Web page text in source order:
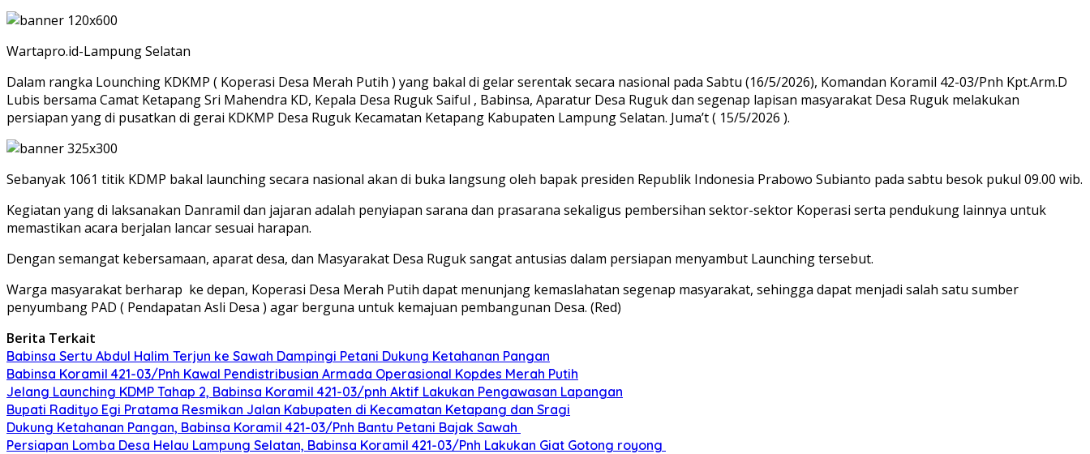
Wartapro.id-Lampung Selatan
Dalam rangka Lounching KDKMP ( Koperasi Desa Merah Putih ) yang bakal di gelar serentak secara nasional pada Sabtu (16/5/2026), Komandan Koramil 42-03/Pnh Kpt.Arm.D
Lubis bersama Camat Ketapang Sri Mahendra KD, Kepala Desa Ruguk Saiful , Babinsa, Aparatur Desa Ruguk dan segenap lapisan masyarakat Desa Ruguk melakukan
persiapan yang di pusatkan di gerai KDKMP Desa Ruguk Kecamatan Ketapang Kabupaten Lampung Selatan. Juma’t ( 15/5/2026 ).
Sebanyak 1061 titik KDMP bakal launching secara nasional akan di buka langsung oleh bapak presiden Republik Indonesia Prabowo Subianto pada sabtu besok pukul 09.00 wib.
Kegiatan yang di laksanakan Danramil dan jajaran adalah penyiapan sarana dan prasarana sekaligus pembersihan sektor-sektor Koperasi serta pendukung lainnya untuk
memastikan acara berjalan lancar sesuai harapan.
Dengan semangat kebersamaan, aparat desa, dan Masyarakat Desa Ruguk sangat antusias dalam persiapan menyambut Launching tersebut.
Warga masyarakat berharap ke depan, Koperasi Desa Merah Putih dapat menunjang kemaslahatan segenap masyarakat, sehingga dapat menjadi salah satu sumber
penyumbang PAD ( Pendapatan Asli Desa ) agar berguna untuk kemajuan pembangunan Desa. (Red)
Berita Terkait
Babinsa Sertu Abdul Halim Terjun ke Sawah Dampingi Petani Dukung Ketahanan Pangan
Babinsa Koramil 421-03/Pnh Kawal Pendistribusian Armada Operasional Kopdes Merah Putih
Jelang Launching KDMP Tahap 2, Babinsa Koramil 421-03/pnh Aktif Lakukan Pengawasan Lapangan
Bupati Radityo Egi Pratama Resmikan Jalan Kabupaten di Kecamatan Ketapang dan Sragi
Dukung Ketahanan Pangan, Babinsa Koramil 421-03/Pnh Bantu Petani Bajak Sawah
Persiapan Lomba Desa Helau Lampung Selatan, Babinsa Koramil 421-03/Pnh Lakukan Giat Gotong royong